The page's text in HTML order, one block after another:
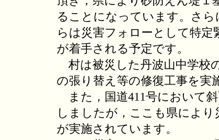
ることになっています。さら
らは災害フォローとして特定
が着手される予定です。
村は被災した丹波山中学校
の張り替え等の修復工事を実
また，国道411号において
しましたが，ここも県により
が実施されています。